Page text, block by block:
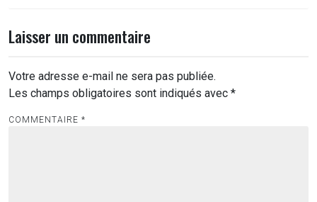
Laisser un commentaire
Votre adresse e-mail ne sera pas publiée.
Les champs obligatoires sont indiqués avec *
COMMENTAIRE *